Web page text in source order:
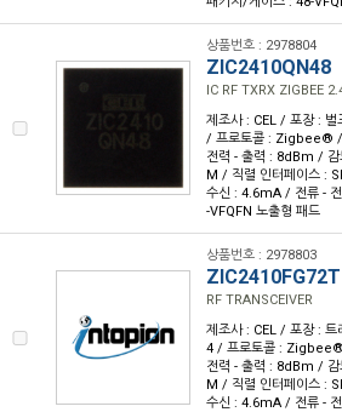
상품번호 : 2978804
ZIC2410QN48
IC RF TXRX ZIGBEE
제조사 : CEL / 포장 :
/ 프로토콜 : Zigbee® /
전력 - 출력 : 8dBm /
M / 직렬 인터페이스 :
수신 : 4.6mA / 전류 -
-VFQFN 노출형 패드
상품번호 : 2978803
ZIC2410FG72T
RF TRANSCEIVER
제조사 : CEL / 포장 :
4 / 프로토콜 :
전력 - 출력 : 8dBm /
M / 직렬 인터페이스 :
수신 : 4.6mA / 전류 -